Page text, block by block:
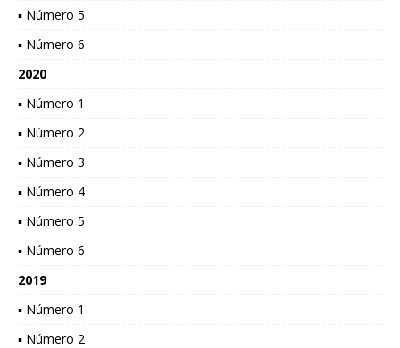
▪ Número 5
▪ Número 6
2020
▪ Número 1
▪ Número 2
▪ Número 3
▪ Número 4
▪ Número 5
▪ Número 6
2019
▪ Número 1
▪ Número 2